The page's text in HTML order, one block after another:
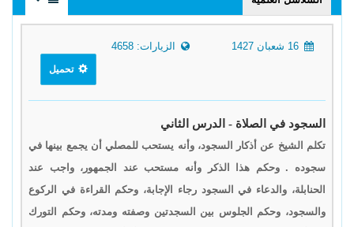
الزيارات: 4658
تحميل
السجود في الصلاة - الدرس الثاني
تكلم الشيخ عن أذكار السجود، وأنه يستحب للمصلي أن يجمع بينها في
سجوده . وحكم هذا الذكر وأنه مستحب عند الجمهور، واجب عند
الحنابلة، والدعاء في السجود رجاء الإجابة، وحكم القراءة في الركوع
والسجود، وحكم الجلوس بين السجدتين وصفته ومدته، وحكم التورك